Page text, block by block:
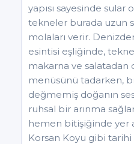
yapısı sayesinde
tekneler burada uzun
molaları verir.
esintisi eşliğinde,
makarna ve salatadan
menüsünü tadarken,
değmemiş doğanın
ruhsal bir arınma
hemen bitişiğinde yer
Korsan Koyu gibi